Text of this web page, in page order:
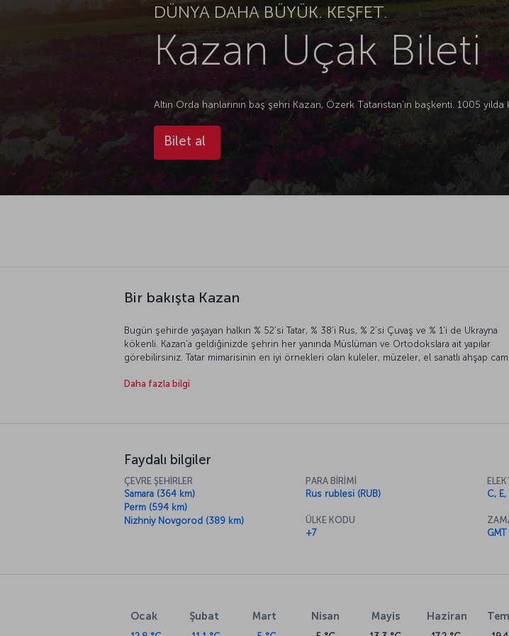
DÜNYA DAHA BÜYÜK. KEŞFET.
Kazan Uçak Bileti
Altın Orda hanlarının baş şehri Kazan, Özerk Tataristan’ın başkenti. 1005
Bilet al
Bir bakışta Kazan
Bugün şehirde yaşayan halkın % 52’si Tatar, % 38’i Rus, % 2’si Çuvaş ve % 1’i de Ukrayna
kökenli. Kazan’a geldiğinizde şehrin her yanında Müslüman ve Ortodokslara ait yapılar
görebilirsiniz. Tatar mimarisinin en iyi örnekleri olan kuleler, müzeler, el sanatlı ahşap
Daha fazla bilgi
Faydalı bilgiler
ÇEVRE ŞEHİRLER
Samara (364 km)
Perm (594 km)
Nizhniy Novgorod (389 km)
PARA BİRİMİ
Rus rublesi (RUB)
ÜLKE KODU
+7
C, E,
Ocak Şubat Mart Nisan Mayis Haziran